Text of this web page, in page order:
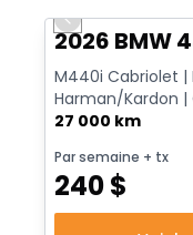
Previous slide
2026 BMW
M440i Cabriolet |
Harman/Kardon |
AWD | Démarreur
27 000 km
Par semaine + tx
240$